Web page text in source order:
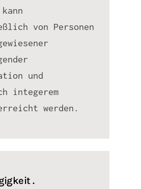
von Personen
und
integerem
werden.
.